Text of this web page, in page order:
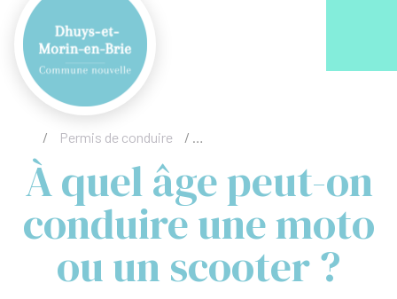
/ Permis de conduire / À quel âge peut-on conduire
À quel âge peut-on
conduire une moto
ou un scooter ?